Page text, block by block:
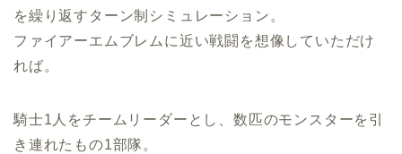
を繰り返すターン制シミュレーション。
ファイアーエムブレムに近い戦闘を想像していただけ
れば。
騎士1人をチームリーダーとし、数匹のモンスターを引
き連れたもの1部隊。